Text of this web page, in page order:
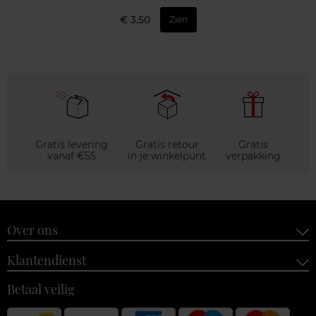
€ 3,50 Zien
Gratis levering
vanaf €55
Gratis retour
in je winkelpunt
Gratis
verpakking
Over ons
Klantendienst
Betaal veilig